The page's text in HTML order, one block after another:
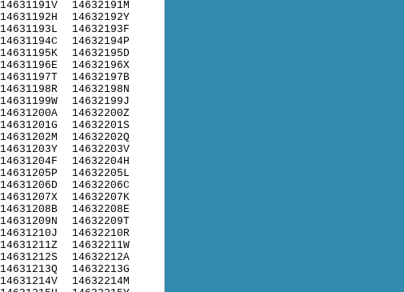
14631191V
14631192H
14631193L
14631194C
14631195K
14631196E
14631197T
14631198R
14631199W
14631200A
14631201G
14631202M
14631203Y
14631204F
14631205P
14631206D
14631207X
14631208B
14631209N
14631210J
14631211Z
14631212S
14631213Q
14631214V
14632191M
14632192Y
14632193F
14632194P
14632195D
14632196X
14632197B
14632198N
14632199J
14632200Z
14632201S
14632202Q
14632203V
14632204H
14632205L
14632206C
14632207K
14632208E
14632209T
14632210R
14632211W
14632212A
14632213G
14632214M